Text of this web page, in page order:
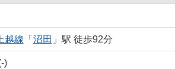
上越線 「 沼田 」駅 徒歩92分
)